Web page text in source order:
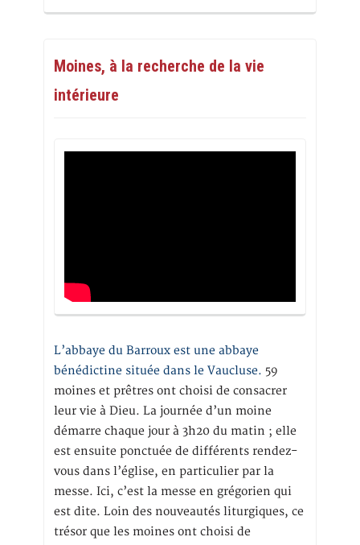
Moines, à la recherche de la vie
intérieure
L’abbaye du Barroux est une abbaye
bénédictine située dans le Vaucluse. 59
moines et prêtres ont choisi de consacrer
leur vie à Dieu. La journée d’un moine
démarre chaque jour à 3h20 du matin ; elle
est ensuite ponctuée de différents rendez-
vous dans l’église, en particulier par la
messe. Ici, c’est la messe en grégorien qui
est dite. Loin des nouveautés liturgiques, ce
trésor que les moines ont choisi de